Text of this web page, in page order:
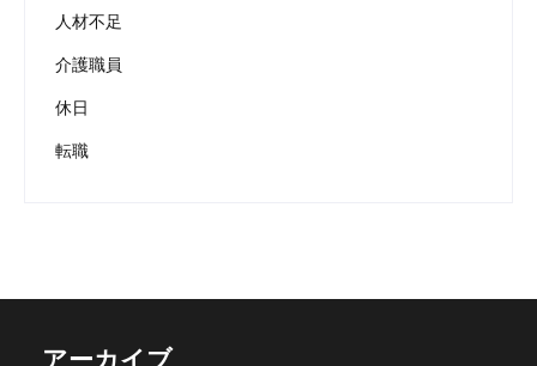
人材不足
介護職員
休日
転職
アーカイブ